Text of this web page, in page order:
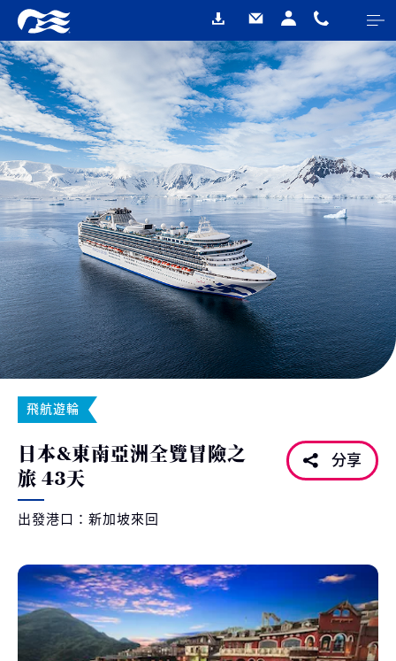
飛航遊輪
日本&東南亞洲全覽冒險之
旅 43天
出發港口：新加坡來回
分享